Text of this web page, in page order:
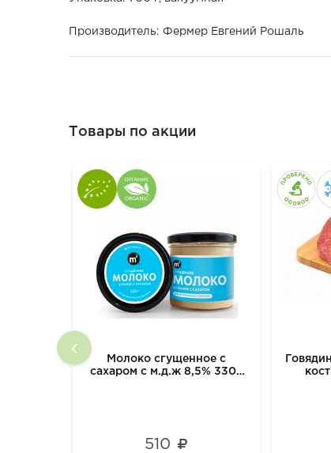
Производитель: Фермер Евгений Рошаль
Товары по акции
Молоко сгущенное с
сахаром с м.д.ж 8,5% 330г
510